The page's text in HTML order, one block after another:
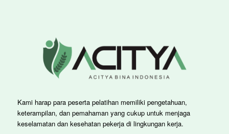
Kami harap para peserta pelatihan memiliki pengetahuan,
keterampilan, dan pemahaman yang cukup untuk menjaga
keselamatan dan kesehatan pekerja di lingkungan kerja.